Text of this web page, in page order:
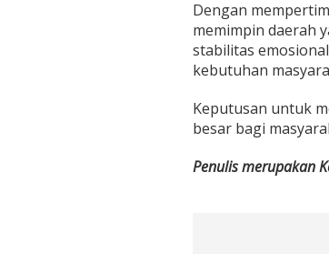
Dengan
memimpin daerah
stabilitas
kebutuhan
Keputusan untuk
besar bagi
Penulis merupakan